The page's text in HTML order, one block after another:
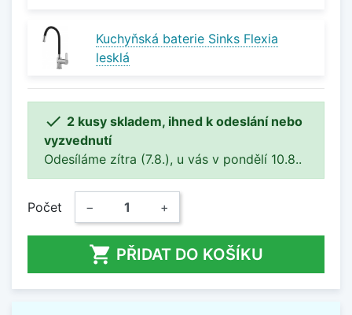
Kuchyňská baterie Sinks Flexia
lesklá
 2 kusy skladem, ihned k odeslání nebo
vyzvednutí
Odesíláme zítra (7.8.), u vás v pondělí 10.8..
Počet − +
 PŘIDAT DO KOŠÍKU